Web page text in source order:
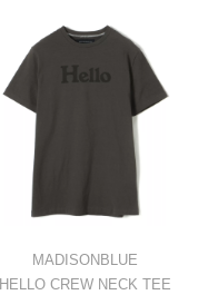
MADISONBLUE
HELLO CREW NECK TEE